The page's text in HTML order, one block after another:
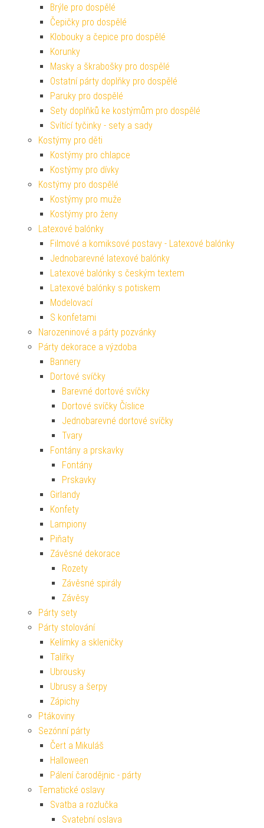
Brýle pro dospělé
Čepičky pro dospělé
Klobouky a čepice pro dospělé
Korunky
Masky a škrabošky pro dospělé
Ostatní párty doplňky pro dospělé
Paruky pro dospělé
Sety doplňků ke kostýmům pro dospělé
Svítící tyčinky - sety a sady
Kostýmy pro děti
Kostýmy pro chlapce
Kostýmy pro dívky
Kostýmy pro dospělé
Kostýmy pro muže
Kostýmy pro ženy
Latexové balónky
Filmové a komiksové postavy - Latexové balónky
Jednobarevné latexové balónky
Latexové balónky s českým textem
Latexové balónky s potiskem
Modelovací
S konfetami
Narozeninové a párty pozvánky
Párty dekorace a výzdoba
Bannery
Dortové svíčky
Barevné dortové svíčky
Dortové svíčky Číslice
Jednobarevné dortové svíčky
Tvary
Fontány a prskavky
Fontány
Prskavky
Girlandy
Konfety
Lampiony
Piňaty
Závěsné dekorace
Rozety
Závěsné spirály
Závěsy
Párty sety
Párty stolování
Kelímky a skleničky
Talířky
Ubrousky
Ubrusy a šerpy
Zápichy
Ptákoviny
Sezónní párty
Čert a Mikuláš
Halloween
Pálení čarodějnic - párty
Tematické oslavy
Svatba a rozlučka
Svatební oslava